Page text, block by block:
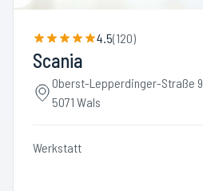
4.5(120)
Scania
Oberst-Lepperdinger-Straße 9
5071 Wals
Werkstatt